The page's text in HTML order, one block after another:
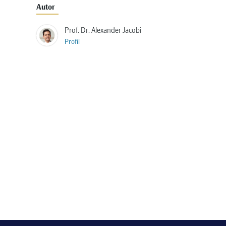
Autor
Prof. Dr. Alexander Jacobi
Profil